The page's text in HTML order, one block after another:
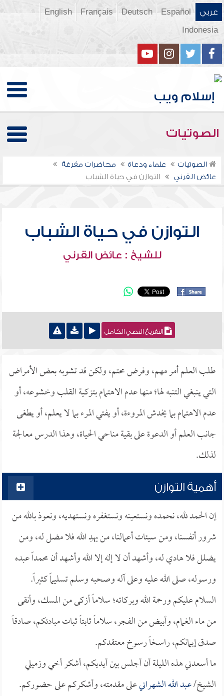
عربي Español
Deutsch
Français
English
Indonesia
الصوتيات
الصوتيات علماء ودعاة
محاضرات مفرغة
عائض القرني
التوازن في حياة الشباب
التوازن في حياة الشباب
للشيخ : عائض القرني
التفريغ النصي الكامل
طلب العلم أمر مهم، وفرض محتم، ولكن قد تشوبه بعض الأمراض
التي ينبغي التنبه لها؛ منها عدم الاهتمام بتزكية القلب وخشوعه، أو
عدم الاهتمام بما يخدش المروءة، أو يفتي المرء بما لا يعلم، أو يطغى
جانب العلم أو الدعوة على بقية مناحي الحياة، وهذا الدرس معالجة
لذلك.
أهمية التوازن
إن الحمد لله، نحمده ونستعينه ونستغفره ونستهديه، ونعوذ بالله من
شرور أنفسنا، ومن سيئات أعمالنا، من يهدِ الله فلا مضل له، ومن
يضلل فلا هادي له، وأشهد أن لا إله إلا الله وأشهد أن محمداً عبده
ورسوله، صلى الله عليه وعلى آله وصحبه وسلم تسليماً كثيراً.
السلام عليكم ورحمة الله وبركاته؛ سلاماً أزكى من المسك، وأنقى
من ماء الغمام، وأبيض من الفجر، سلاماً ثابتاً ثبات مبادئكم، صادقاً
صدق إيمانكم، راسخاً رسوخ معتقدكم.
ما أسعدني هذه الليلة أن أجلس بين أيديكم، أشكر أخي وزميلي
الشيخ/عبد الله الشهرانيعلى مقدمته، وأشكركم على حضوركم.